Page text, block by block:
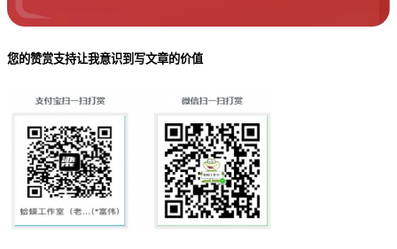
您的赞赏支持让我意识到写文章的价值